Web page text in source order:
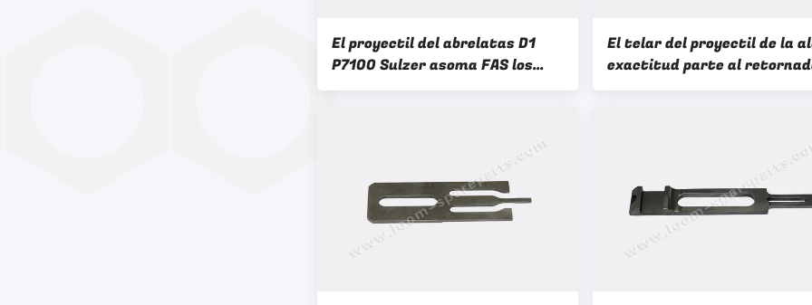
El proyectil del abrelatas D1
P7100 Sulzer asoma FAS los
recambios 911-629-008
El telar del proyectil de la
exactitud parte al
D1 TW11 911 del proyectil